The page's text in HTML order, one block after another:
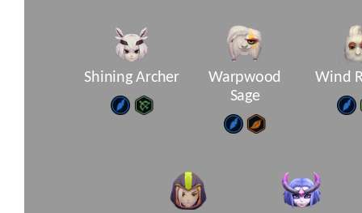
Shining Archer
Warpwood
Sage
Wind